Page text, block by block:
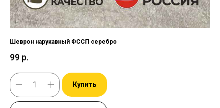
Шеврон нарукавный ФССП серебро
99 р.
Купить